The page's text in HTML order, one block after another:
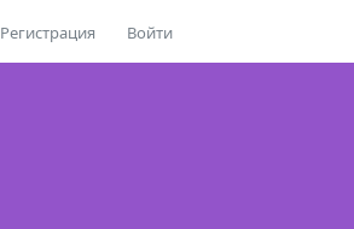
Регистрация Войти